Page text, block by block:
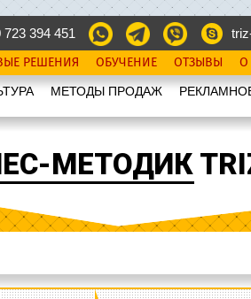
723 394 451
РЕШЕНИЯ ОБУЧЕНИЕ ОТЗЫВЫ О
МЕТОДЫ ПРОДАЖ
МЕТОДИК